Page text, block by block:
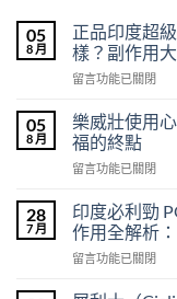
05
8 月
正品印度超
樣？副作用
在
品
印
度
超
希
愛
力
混
留言功能已關閉
05
8 月
樂威壯使用
福的終點
在
威
壯
使
用
留言功能已關閉
28
7 月
印度必利勁
作用全解析
在
度
留言功能已關閉